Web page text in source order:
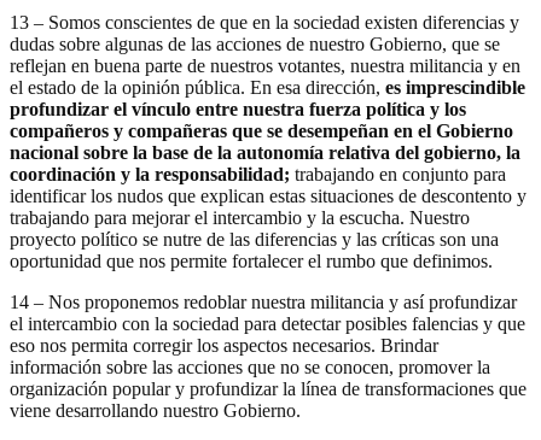
13 – Somos conscientes de que en la sociedad existen diferencias y
dudas sobre algunas de las acciones de nuestro Gobierno, que se
reflejan en buena parte de nuestros votantes, nuestra militancia y en
el estado de la opinión pública. En esa dirección, es imprescindible
profundizar el vínculo entre nuestra fuerza política y los
compañeros y compañeras que se desempeñan en el Gobierno
nacional sobre la base de la autonomía relativa del gobierno, la
coordinación y la responsabilidad; trabajando en conjunto para
identificar los nudos que explican estas situaciones de descontento y
trabajando para mejorar el intercambio y la escucha. Nuestro
proyecto político se nutre de las diferencias y las críticas son una
oportunidad que nos permite fortalecer el rumbo que definimos.
14 – Nos proponemos redoblar nuestra militancia y así profundizar
el intercambio con la sociedad para detectar posibles falencias y que
eso nos permita corregir los aspectos necesarios. Brindar
información sobre las acciones que no se conocen, promover la
organización popular y profundizar la línea de transformaciones que
viene desarrollando nuestro Gobierno.